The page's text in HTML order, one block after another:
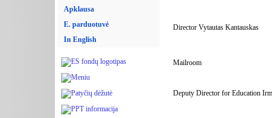
Apklausa
E. parduotuvė
In English
Director Vytautas Kantauskas
Mailroom
Deputy Director for Education